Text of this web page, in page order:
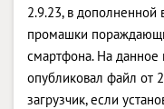
2.9.23, в
промашки
смартфона. На данное
опубликовал файл от
загрузчик, если